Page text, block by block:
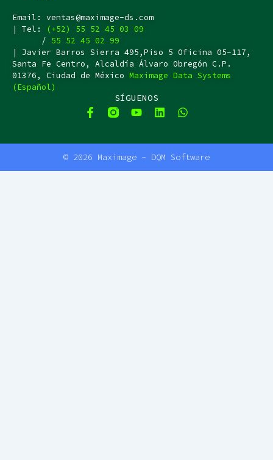
Email: ventas@maximage-ds.com
| Tel:
(+52) 55 52 45 03 09
/ 55 52 45 02 99
| Javier Barros Sierra 495,Piso 5 Oficina 05-117,
Santa Fe Centro, Alcaldía Álvaro Obregón C.P.
01376, Ciudad de México Maximage Data Systems
(Español)
SÍGUENOS
F
e
b
Y
t
u
L
k
e
W
t
s
a
c
e
o
u
t
i
n
k
h
a
t
© 2026 Maximage - DQM Software